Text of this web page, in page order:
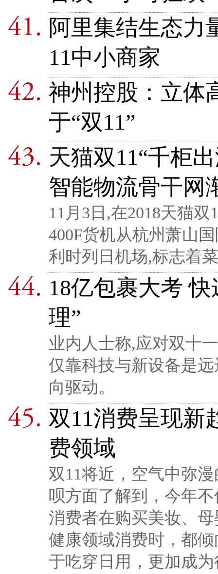
阿里集结生态力
11中小商家
神州控股：立体
于“双11”
天猫双11“千柜
智能物流骨干网
11月3日,在2018天猫
400F货机从杭州萧山
利时列日机场,标志着
18亿包裹大考
理”
业内人士称,应对双十
仅靠科技与新设备是
向驱动。
双11消费呈现新
费领域
双11将近，空气中弥
呗方面了解到，今年
消费者在购买美妆、
健康领域消费时，都
于吃穿日用，更加成